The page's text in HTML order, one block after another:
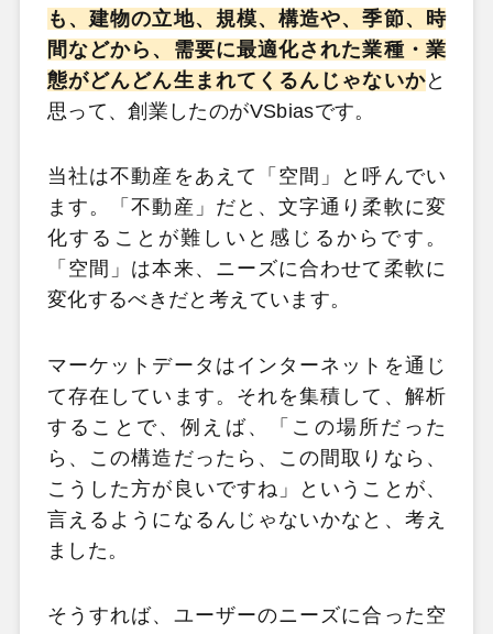
も、建物の立地、規模、構造や、季節、時
間などから、需要に最適化された業種・業
態がどんどん生まれてくるんじゃないかと
思って、創業したのがVSbiasです。
当社は不動産をあえて「空間」と呼んでい
ます。「不動産」だと、文字通り柔軟に変
化することが難しいと感じるからです。
「空間」は本来、ニーズに合わせて柔軟に
変化するべきだと考えています。
マーケットデータはインターネットを通じ
て存在しています。それを集積して、解析
することで、例えば、「この場所だった
ら、この構造だったら、この間取りなら、
こうした方が良いですね」ということが、
言えるようになるんじゃないかなと、考え
ました。
そうすれば、ユーザーのニーズに合った空